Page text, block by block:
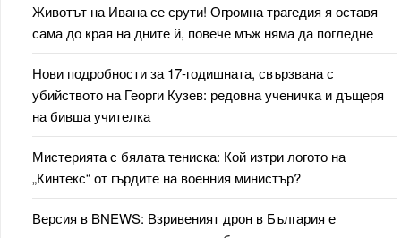
Животът на Ивана се срути! Огромна трагедия я оставя
сама до края на дните й, повече мъж няма да погледне
Нови подробности за 17-годишната, свързвана с
убийството на Георги Кузев: редовна ученичка и дъщеря
на бивша учителка
Мистерията с бялата тениска: Кой изтри логото на
„Кинтекс“ от гърдите на военния министър?
Версия в BNEWS: Взривеният дрон в България е